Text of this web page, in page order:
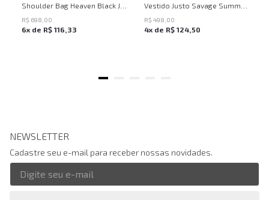
UN
R$ 698 00
6x de R$ 116,33
PP P M G
R$ 498 00
4x de R$ 124,50
NEWSLETTER
Cadastre seu e-mail para receber nossas novidades.